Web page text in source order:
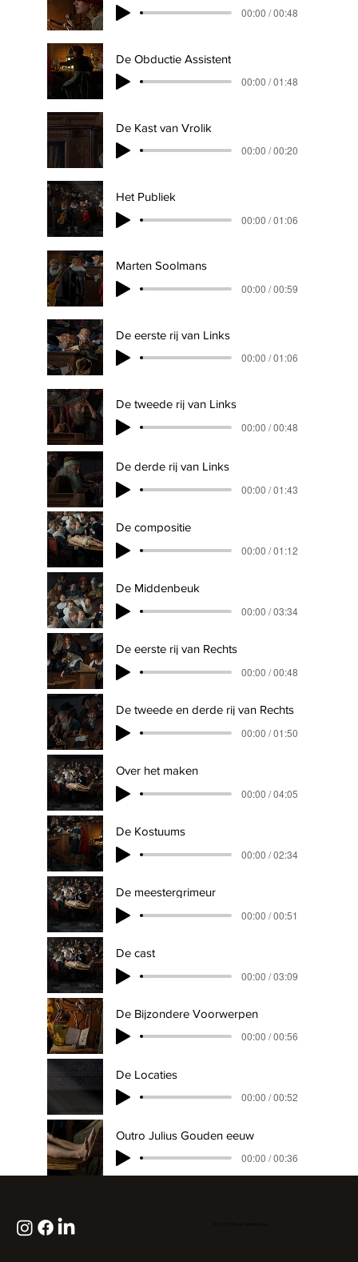
00:00 / 00:48
De Obductie Assistent
00:00 / 01:48
De Kast van Vrolik
00:00 / 00:20
Het Publiek
00:00 / 01:06
Marten Soolmans
00:00 / 00:59
De eerste rij van Links
00:00 / 01:06
De tweede rij van Links
00:00 / 00:48
De derde rij van Links
00:00 / 01:43
De compositie
00:00 / 01:12
De Middenbeuk
00:00 / 03:34
De eerste rij van Rechts
00:00 / 00:48
De tweede en derde rij van Rechts
00:00 / 01:50
Over het maken
00:00 / 04:05
De Kostuums
00:00 / 02:34
De meestergrimeur
00:00 / 00:51
De cast
00:00 / 03:09
De Bijzondere Voorwerpen
00:00 / 00:56
De Locaties
00:00 / 00:52
Outro Julius Gouden eeuw
00:00 / 00:36